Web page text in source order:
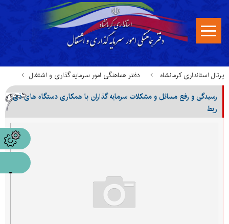
پرتال استانداری کرمانشاه دفتر هماهنگی امور سرمایه گذاری و اشتغال
خدمات قابل ارائه در میز خدمت
رسیدگی و رفع مسائل و مشکلات سرمایه گذاران با همکاری دستگاه های ذی
ربط
رسیدگی و رفع مسائل و مشکلات سرمایه گذاران با همکاری دستگاه های ذی
ربط